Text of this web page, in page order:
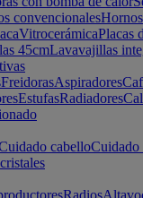
convencionales
VitrocerámicaPlacas
45cmLavavajillas
FreidorasAspiradores
EstufasRadiadores
cabelloCuidado
Radios